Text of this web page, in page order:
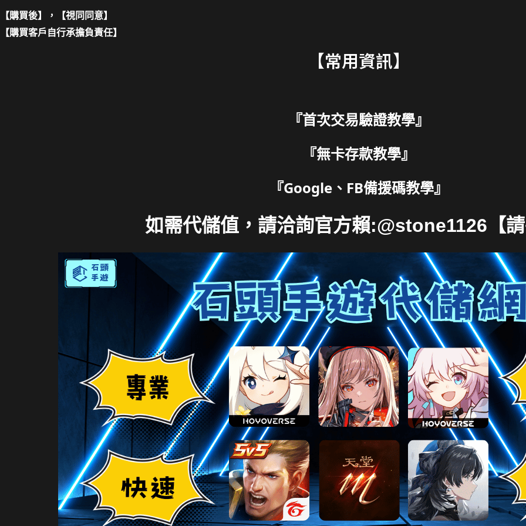
【購買後】，【視同同意】
【購買客戶自行承擔負責任】
【常用資訊】
『首次交易驗證教學』
『無卡存款教學』
『Google、FB備援碼教學』
如需代儲值，請洽詢官方賴:@stone1126【